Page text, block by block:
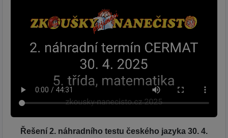
Řešení 2. náhradního testu českého jazyka 30. 4.